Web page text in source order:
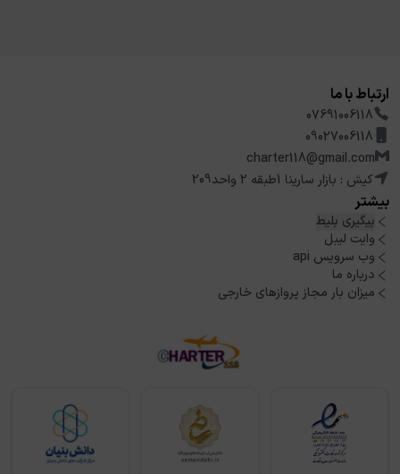
ارتباط با ما
07691006118
09027006118
charter118@gmail.com
کیش : بازار سارینا 1طبقه 2 واحد209
بیشتر
پیگیری بلیط
وایت لیبل
وب سرویس api
درباره ما
میزان بار مجاز پروازهای خارجی